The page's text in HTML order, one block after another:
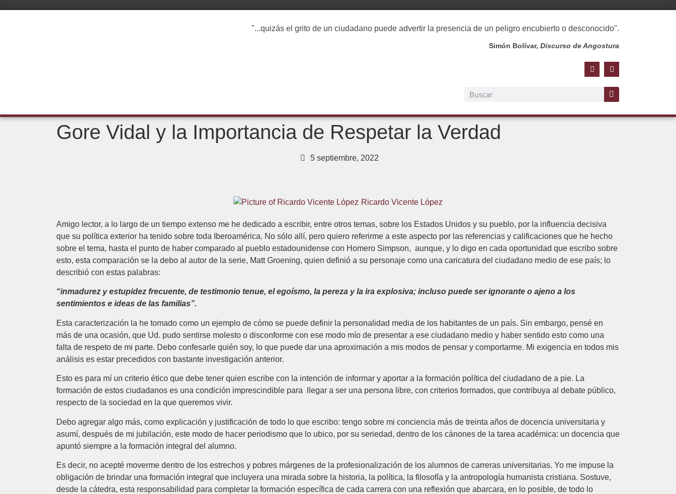
"...quizás el grito de un ciudadano puede advertir la presencia de un peligro encubierto o desconocido".
Simón Bolívar,Discurso de Angostura
Gore Vidal y la Importancia de Respetar la Verdad
5 septiembre, 2022
Ricardo Vicente López
Amigo lector, a lo largo de un tiempo extenso me he dedicado a escribir, entre otros temas, sobre los Estados Unidos y su pueblo, por la influencia decisiva
que su política exterior ha tenido sobre toda Iberoamérica. No sólo allí, pero quiero referirme a este aspecto por las referencias y calificaciones que he hecho
sobre el tema, hasta el punto de haber comparado al pueblo estadounidense con Homero Simpson, aunque, y lo digo en cada oportunidad que escribo sobre
esto, esta comparación se la debo al autor de la serie, Matt Groening, quien definió a su personaje como una caricatura del ciudadano medio de ese país; lo
describió con estas palabras:
“inmadurez y estupidez frecuente, de testimonio tenue, el egoísmo, la pereza y la ira explosiva; incluso puede ser ignorante o ajeno a los
sentimientos e ideas de las familias”.
Esta caracterización la he tomado como un ejemplo de cómo se puede definir la personalidad media de los habitantes de un país. Sin embargo, pensé en
más de una ocasión, que Ud. pudo sentirse molesto o disconforme con ese modo mío de presentar a ese ciudadano medio y haber sentido esto como una
falta de respeto de mi parte. Debo confesarle quién soy, lo que puede dar una aproximación a mis modos de pensar y comportarme. Mi exigencia en todos mis
análisis es estar precedidos con bastante investigación anterior.
Esto es para mí un criterio ético que debe tener quien escribe con la intención de informar y aportar a la formación política del ciudadano de a pie. La
formación de estos ciudadanos es una condición imprescindible para llegar a ser una persona libre, con criterios formados, que contribuya al debate público,
respecto de la sociedad en la que queremos vivir.
Debo agregar algo más, como explicación y justificación de todo lo que escribo: tengo sobre mi conciencia más de treinta años de docencia universitaria y
asumí, después de mi jubilación, este modo de hacer periodismo que lo ubico, por su seriedad, dentro de los cánones de la tarea académica: un docencia que
apuntó siempre a la formación integral del alumno.
Es decir, no acepté moverme dentro de los estrechos y pobres márgenes de la profesionalización de los alumnos de carreras universitarias. Yo me impuse la
obligación de brindar una formación integral que incluyera una mirada sobre la historia, la política, la filosofía y la antropología humanista cristiana. Sostuve,
desde la cátedra, esta responsabilidad para completar la formación específica de cada carrera con una reflexión que abarcara, en lo posible, de todo lo